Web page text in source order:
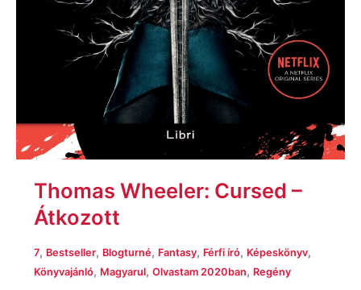
Thomas Wheeler: Cursed –
Átkozott
7, Bestseller, Blogturné, Fantasy, Férfi író, Képeskönyv,
Könyvajánló, Magyarul, Olvastam 2020ban, Regény